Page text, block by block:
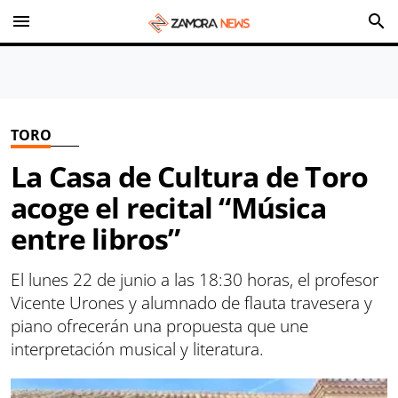
menu search
TORO
La Casa de Cultura de Toro
acoge el recital “Música
entre libros”
El lunes 22 de junio a las 18:30 horas, el profesor
Vicente Urones y alumnado de flauta travesera y
piano ofrecerán una propuesta que une
interpretación musical y literatura.